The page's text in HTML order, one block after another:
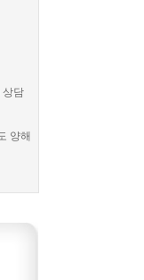
상담
양해